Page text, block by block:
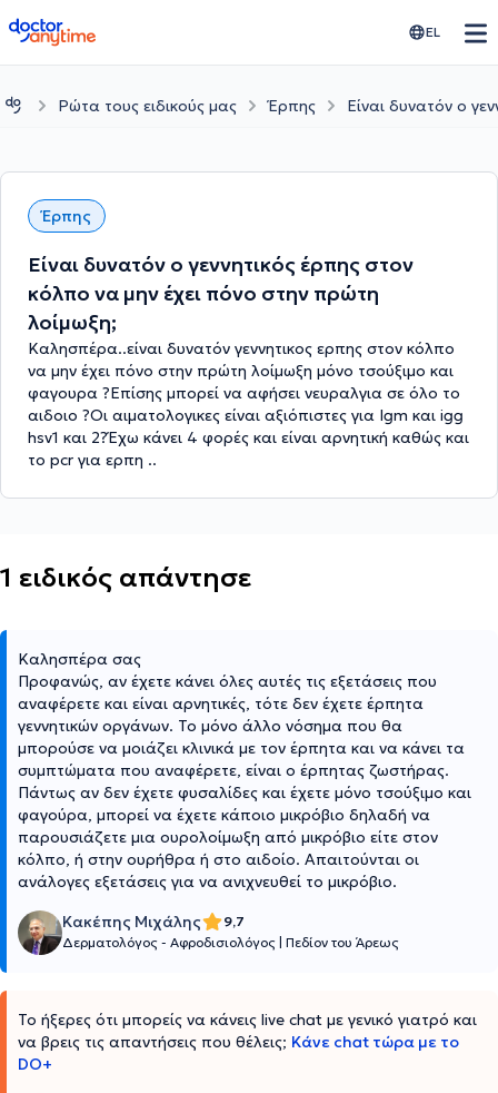
doctoranytime EL
Ρώτα τους ειδικούς μας Έρπης Είναι δυνατόν ο
Έρπης
Είναι δυνατόν ο γεννητικός έρπης στον
κόλπο να μην έχει πόνο στην πρώτη
λοίμωξη;
Καλησπέρα..είναι δυνατόν γεννητικος ερπης στον κόλπο
να μην έχει πόνο στην πρώτη λοίμωξη μόνο τσούξιμο και
φαγουρα ?Επίσης μπορεί να αφήσει νευραλγια σε όλο το
αιδοιο ?Οι αιματολογικες είναι αξιόπιστες για Igm και igg
hsv1 και 2?Έχω κάνει 4 φορές και είναι αρνητική καθώς και
το pcr για ερπη ..
1 ειδικός απάντησε
Καλησπέρα σας
Προφανώς, αν έχετε κάνει όλες αυτές τις εξετάσεις που
αναφέρετε και είναι αρνητικές, τότε δεν έχετε έρπητα
γεννητικών οργάνων. Το μόνο άλλο νόσημα που θα
μπορούσε να μοιάζει κλινικά με τον έρπητα και να κάνει τα
συμπτώματα που αναφέρετε, είναι ο έρπητας ζωστήρας.
Πάντως αν δεν έχετε φυσαλίδες και έχετε μόνο τσούξιμο και
φαγούρα, μπορεί να έχετε κάποιο μικρόβιο δηλαδή να
παρουσιάζετε μια ουρολοίμωξη από μικρόβιο είτε στον
κόλπο, ή στην ουρήθρα ή στο αιδοίο. Απαιτούνται οι
ανάλογες εξετάσεις για να ανιχνευθεί το μικρόβιο.
Κακέπης Μιχάλης
9,7
Δερματολόγος - Αφροδισιολόγος Πεδίον του Άρεως
Το ήξερες ότι μπορείς να κάνεις live chat με γενικό γιατρό και
να βρεις τις απαντήσεις που θέλεις; Κάνε chat τώρα με το
DO+